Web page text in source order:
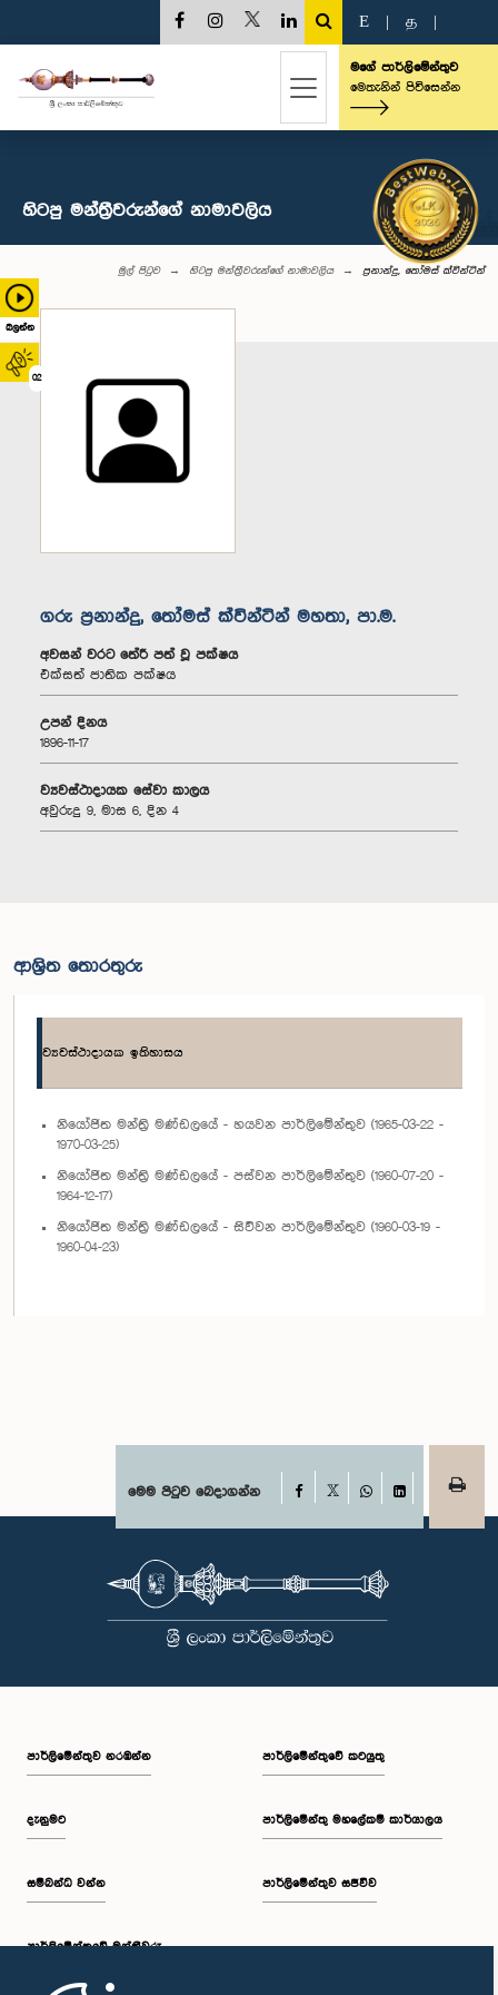
බලන්න
02
E த
මගේ පාර්ලිමේන්තුව
මෙතැනින් පිවිසෙන්න
හිටපු මන්ත්‍රීවරුන්ගේ නාමාවලිය
මුල් පිටුව හිටපු මන්ත්‍රීවරුන්ගේ නාමාවලිය ප්‍රනාන්දු, තෝමස් ක්වින්ටින්
ගරු ප්‍රනාන්දු, තෝමස් ක්වින්ටින් මහතා, පා.ම.
අවසන් වරට තේරී පත් වූ පක්ෂය
එක්සත් ජාතික පක්ෂය
උපන් දිනය
1896-11-17
ව්‍යවස්ථාදායක සේවා කාලය
අවුරුදු 9, මාස 6, දින 4
ආශ්‍රිත තොරතුරු
ව්‍යවස්ථාදායක ඉතිහාසය
නියෝජිත මන්ත්‍රි මණ්ඩලයේ - හයවන පාර්ලිමේන්තුව (1965-03-22 -
1970-03-25)
නියෝජිත මන්ත්‍රි මණ්ඩලයේ - පස්වන පාර්ලිමේන්තුව (1960-07-20 -
1964-12-17)
නියෝජිත මන්ත්‍රි මණ්ඩලයේ - සිව්වන පාර්ලිමේන්තුව (1960-03-19 -
1960-04-23)
මෙම පිටුව බෙදාගන්න Facebook
WhatsAppLinkedIn
පාර්ලි‌මේන්තුව නරඹන්න
දැනුමට
සම්බන්ධ වන්න
පාර්ලි‌මේන්තුවේ මන්ත්‍රීවරු
පාර්ලිමේන්තුවේ කටයුතු
පාර්ලිමේන්තු මහලේකම් කාර්යාලය
පාර්ලිමේන්තුව සජීවීව